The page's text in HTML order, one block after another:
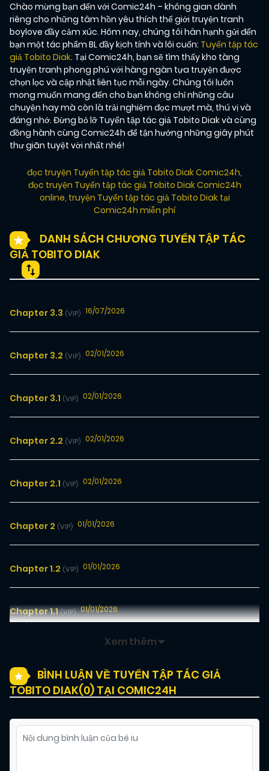
Chào mừng bạn đến với Comic24h – không gian dành
riêng cho những tâm hồn yêu thích thế giới truyện tranh
boylove đầy cảm xúc. Hôm nay, chúng tôi hân hạnh gửi đến
bạn một tác phẩm BL đầy kịch tính và lôi cuốn: Tuyển tập tác
giả Tobito Diak. Tại Comic24h, bạn sẽ tìm thấy kho tàng
truyện tranh phong phú với hàng ngàn tựa truyện được
chọn lọc và cập nhật liên tục mỗi ngày. Chúng tôi luôn
mong muốn mang đến cho bạn không chỉ những câu
chuyện hay mà còn là trải nghiệm đọc mượt mà, thú vị và
đáng nhớ. Đừng bỏ lỡ Tuyển tập tác giả Tobito Diak và cùng
đồng hành cùng Comic24h để tận hưởng những giây phút
thư giãn tuyệt vời nhất nhé!
đọc truyện Tuyển tập tác giả Tobito Diak Comic24h,
đọc truyện Tuyển tập tác giả Tobito Diak Comic24h
online, truyện Tuyển tập tác giả Tobito Diak tại
Comic24h miễn phí
DANH SÁCH CHƯƠNG TUYỂN TẬP TÁC
GIẢ TOBITO DIAK
Chapter 3.3 (VIP) 16/07/2026
Chapter 3.2 (VIP) 02/01/2026
Chapter 3.1 (VIP) 02/01/2026
Chapter 2.2 (VIP) 02/01/2026
Chapter 2.1 (VIP) 02/01/2026
Chapter 2 (VIP) 01/01/2026
Chapter 1.2 (VIP) 01/01/2026
Chapter 1.1(VIP) 01/01/2026
Xem thêm
BÌNH LUẬN VỀ TUYỂN TẬP TÁC GIẢ
TOBITO DIAK(0) TẠI COMIC24H